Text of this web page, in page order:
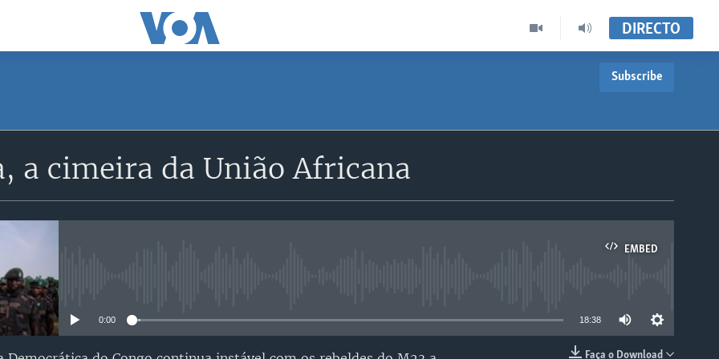
DIRECTO
Subscribe
a cimeira da União Africana
EMBED
0:00 18:38
Faça o Download